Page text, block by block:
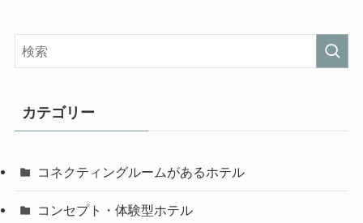
カテゴリー
コネクティングルームがあるホテル
コンセプト・体験型ホテル